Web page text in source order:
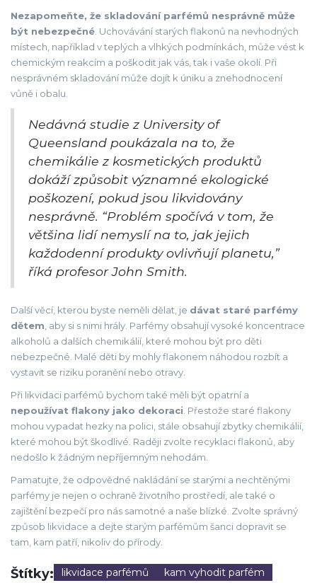
Nezapomeňte, že skladování parfémů nesprávně může
být nebezpečné. Uchovávání starých flakonů na nevhodných
místech, například v teplých a vlhkých podmínkách, může vést k
chemickým reakcím a poškodit jak vás, tak i vaše okolí. Při
nesprávném skladování může dojít k úniku a znehodnocení
vůně i obalu.
Nedávná studie z University of
Queensland poukázala na to, že
chemikálie z kosmetických produktů
dokáží způsobit významné ekologické
poškození, pokud jsou likvidovány
nesprávně. “Problém spočívá v tom, že
většina lidí nemyslí na to, jak jejich
každodenní produkty ovlivňují planetu,”
říká profesor John Smith.
Další věcí, kterou byste neměli dělat, je dávat staré parfémy
dětem, aby si s nimi hrály. Parfémy obsahují vysoké koncentrace
alkoholů a dalších chemikálií, které mohou být pro děti
nebezpečné. Malé děti by mohly flakonem náhodou rozbít a
vystavit se riziku poranění nebo otravy.
Při likvidaci parfémů bychom také měli být opatrní a
nepoužívat flakony jako dekoraci. Přestože staré flakony
mohou vypadat hezky na polici, stále obsahují zbytky chemikálií,
které mohou být škodlivé. Raději zvolte recyklaci flakonů, aby
nedošlo k žádným nepříjemným nehodám.
Pamatujte, že odpovědné nakládání se starými a nechtěnými
parfémy je nejen o ochraně životního prostředí, ale také o
zajištění bezpečí pro nás samotné a naše blízké. Zvolte správný
způsob likvidace a dejte starým parfémům šanci dopravit se
tam, kam patří, nikoliv do přírody.
Štítky: likvidace parfémů
kam vyhodit parfém